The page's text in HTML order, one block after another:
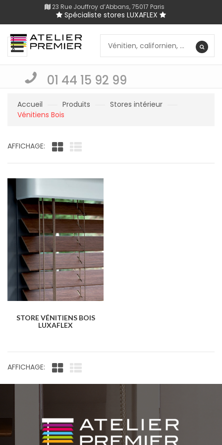
23 Rue Jouffroy d’Abbans, 75017 Paris
Spécialiste stores LUXAFLEX
01 44 15 92 99
Accueil Produits
Stores intérieur
Vénitiens Bois
AFFICHAGE:
STORE VÉNITIENS BOIS
LUXAFLEX
AFFICHAGE: